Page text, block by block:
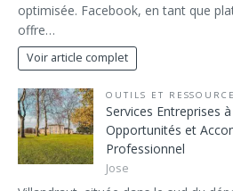
optimisée. Facebook, en tant que
offre…
Voir article complet
OUTILS ET
Services Entreprises
Opportunités et
Professionnel
Jose